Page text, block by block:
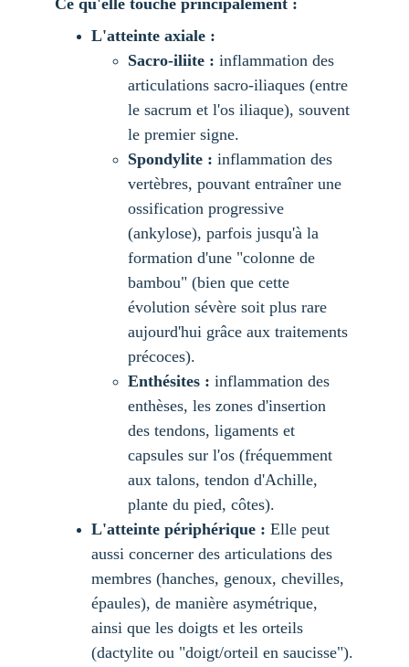
Ce qu'elle touche principalement :
L'atteinte axiale :
Sacro-iliite : inflammation des
articulations sacro-iliaques (entre
le sacrum et l'os iliaque), souvent
le premier signe.
Spondylite : inflammation des
vertèbres, pouvant entraîner une
ossification progressive
(ankylose), parfois jusqu'à la
formation d'une "colonne de
bambou" (bien que cette
évolution sévère soit plus rare
aujourd'hui grâce aux traitements
précoces).
Enthésites : inflammation des
enthèses, les zones d'insertion
des tendons, ligaments et
capsules sur l'os (fréquemment
aux talons, tendon d'Achille,
plante du pied, côtes).
L'atteinte périphérique : Elle peut
aussi concerner des articulations des
membres (hanches, genoux, chevilles,
épaules), de manière asymétrique,
ainsi que les doigts et les orteils
(dactylite ou "doigt/orteil en saucisse").